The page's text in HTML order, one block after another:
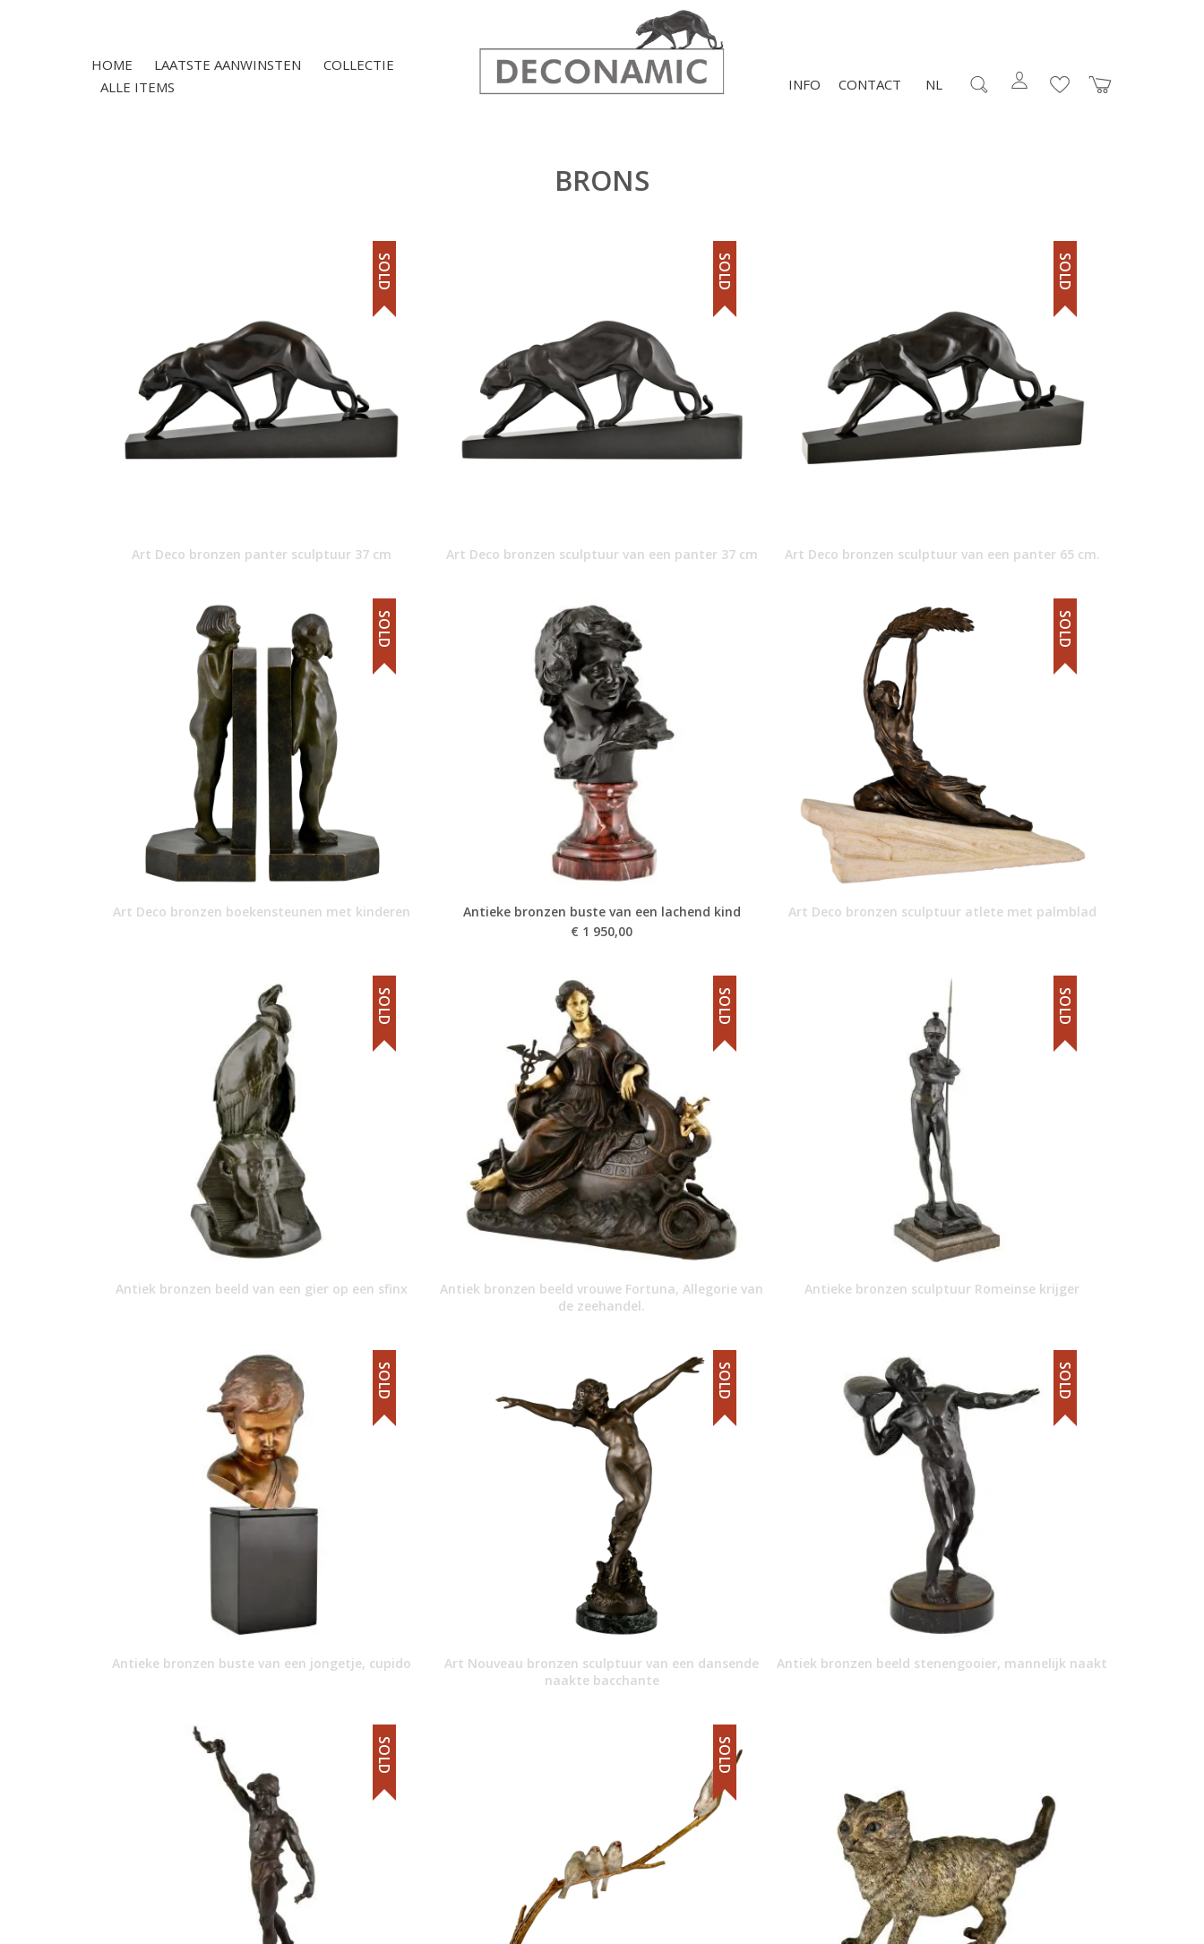
HOME LAATSTE AANWINSTEN
COLLECTIE
ALLE ITEMS
CONTACT
INFO NL
BRONS
Art Deco bronzen panter sculptuur 37 cm
SOLD
Art Deco bronzen sculptuur van een panter 37 cm
SOLD
Art Deco bronzen sculptuur van een panter 65 cm.
SOLD
Art Deco bronzen boekensteunen met kinderen
SOLD
Antieke bronzen buste van een lachend kind
€ 1 950,00
Art Deco bronzen sculptuur atlete met palmblad
SOLD
Antiek bronzen beeld van een gier op een sfinx
SOLD
Antiek bronzen beeld vrouwe Fortuna, Allegorie van
de zeehandel.
SOLD
Antieke bronzen sculptuur Romeinse krijger
SOLD
Antieke bronzen buste van een jongetje, cupido
SOLD
Art Nouveau bronzen sculptuur van een dansende
naakte bacchante
SOLD
Antiek bronzen beeld stenengooier, mannelijk naakt
SOLD
SOLD SOLD